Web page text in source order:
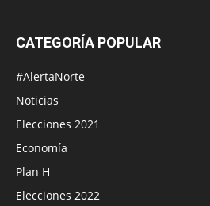
CATEGORÍA POPULAR
#AlertaNorte
Noticias
Elecciones 2021
Economía
Plan H
Elecciones 2022